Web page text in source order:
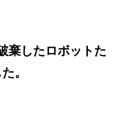
棄したロボットた
。